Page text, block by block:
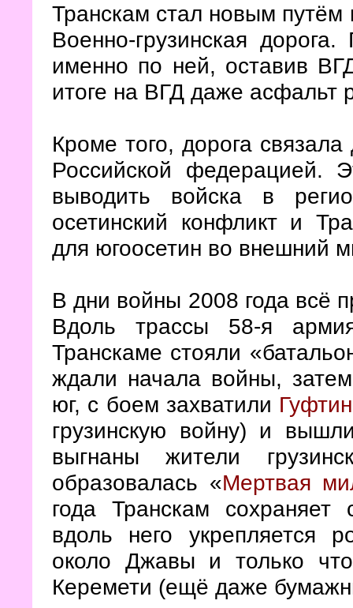
Транскам стал новым
Военно-грузинская
именно по ней, оставив
итоге на ВГД даже асфальт
Кроме того, дорога
Российской федерацией.
выводить войска в
осетинский конфликт и
для югоосетин во внешний
В дни войны 2008 года всё
Вдоль трассы 58-я
Транскаме стояли
ждали начала войны,
юг, с боем захватили
грузинскую войну) и
выгнаны жители
образовалась «Мертвая
года Транскам сохраняет
вдоль него укрепляется
около Джавы и только
Керемети (ещё даже